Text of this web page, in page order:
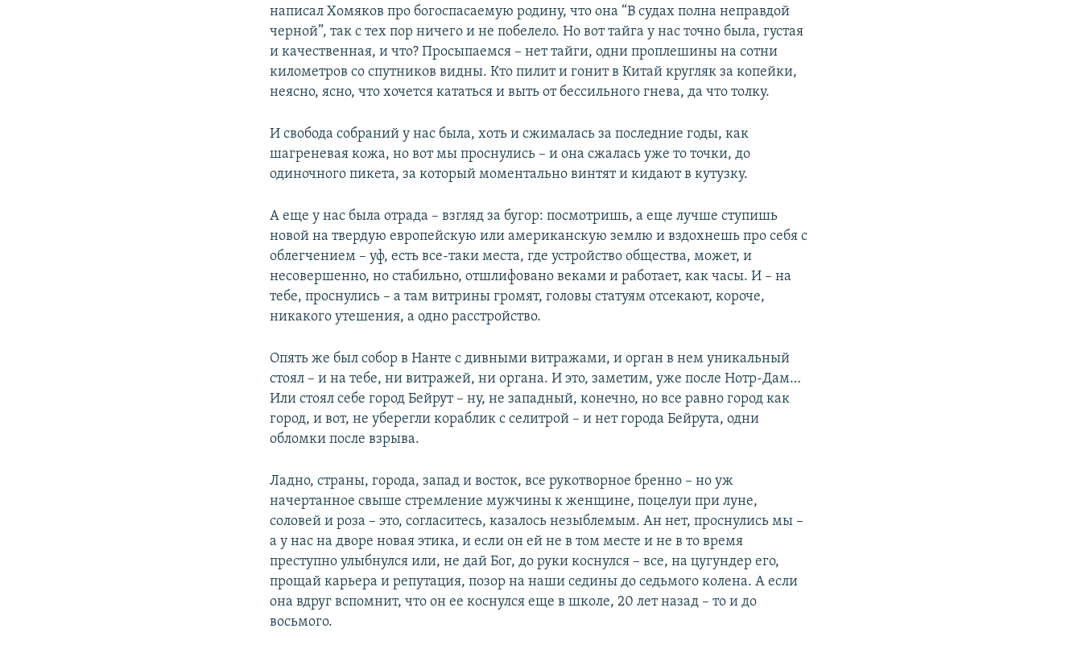
написал Хомяков про богоспасаемую родину, что она “В судах полна неправдой
черной”, так с тех пор ничего и не побелело. Но вот тайга у нас точно была, густая
и качественная, и что? Просыпаемся – нет тайги, одни проплешины на сотни
километров со спутников видны. Кто пилит и гонит в Китай кругляк за копейки,
неясно, ясно, что хочется кататься и выть от бессильного гнева, да что толку.
И свобода собраний у нас была, хоть и сжималась за последние годы, как
шагреневая кожа, но вот мы проснулись – и она сжалась уже то точки, до
одиночного пикета, за который моментально винтят и кидают в кутузку.
А еще у нас была отрада – взгляд за бугор: посмотришь, а еще лучше ступишь
новой на твердую европейскую или американскую землю и вздохнешь про себя с
облегчением – уф, есть все-таки места, где устройство общества, может, и
несовершенно, но стабильно, отшлифовано веками и работает, как часы. И – на
тебе, проснулись – а там витрины громят, головы статуям отсекают, короче,
никакого утешения, а одно расстройство.
Опять же был собор в Нанте с дивными витражами, и орган в нем уникальный
стоял – и на тебе, ни витражей, ни органа. И это, заметим, уже после Нотр-Дам…
Или стоял себе город Бейрут – ну, не западный, конечно, но все равно город как
город, и вот, не уберегли кораблик с селитрой – и нет города Бейрута, одни
обломки после взрыва.
Ладно, страны, города, запад и восток, все рукотворное бренно – но уж
начертанное свыше стремление мужчины к женщине, поцелуи при луне,
соловей и роза – это, согласитесь, казалось незыблемым. Ан нет, проснулись мы –
а у нас на дворе новая этика, и если он ей не в том месте и не в то время
преступно улыбнулся или, не дай Бог, до руки коснулся – все, на цугундер его,
прощай карьера и репутация, позор на наши седины до седьмого колена. А если
она вдруг вспомнит, что он ее коснулся еще в школе, 20 лет назад – то и до
восьмого.